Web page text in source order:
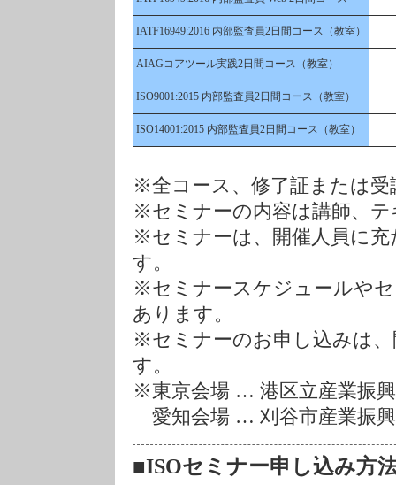
IATF16949:2016 内部監査員2日間コース（教室）
AIAGコアツール実践2日間コース（教室）
ISO9001:2015 内部監査員2日間コース（教室）
ISO14001:2015 内部監査員2日間コース（教室）
※全コース、修了証または
※セミナーの内容は講師、
※セミナーは、開催人員に
す。
※セミナースケジュールや
あります。
※セミナーのお申し込みは
す。
※東京会場 … 港区立産業振
愛知会場 … 刈谷市産業振
■ISOセミナー申し込み方